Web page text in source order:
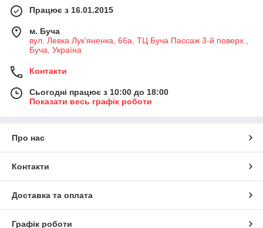
Працює з 16.01.2015
м. Буча
вул. Левка Лук'яненка, 66а, ТЦ Буча Пассаж 3-й поверх ,
Буча, Україна
Контакти
Сьогодні працює з 10:00 до 18:00
Показати весь графік роботи
Про нас
Контакти
Доставка та оплата
Графік роботи